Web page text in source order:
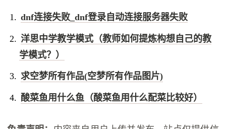
dnf连接失败_dnf登录自动连接服务器失败
洋思中学教学模式（教师如何提炼构想自己的教
学模式？）
求空梦所有作品(空梦所有作品图片)
酸菜鱼用什么鱼（酸菜鱼用什么配菜比较好）